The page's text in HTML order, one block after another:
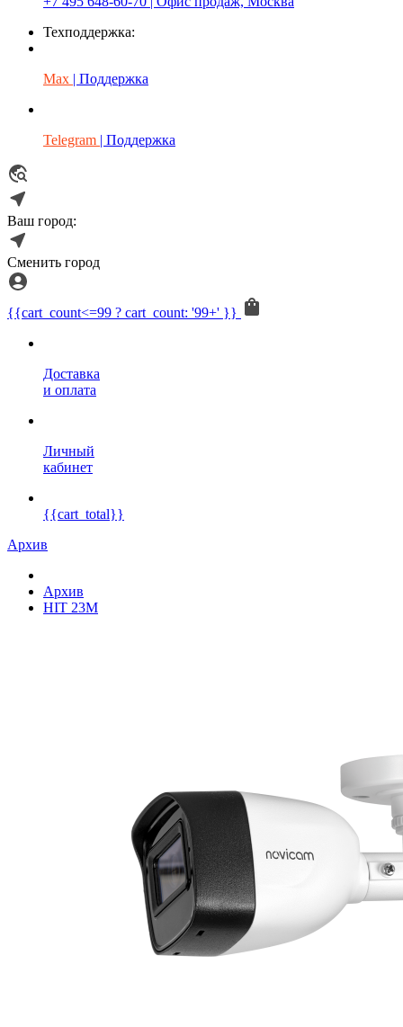
Техподдержка:
Max | Поддержка
Telegram | Поддержка
Ваш город:
Сменить город
{{cart_count<=99 ? cart_count: '99+' }}
Доставка
и оплата
Личный
кабинет
{{cart_total}}
Архив
Архив
HIT 23M